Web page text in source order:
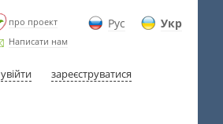
Рус Укр
про проект
Написати нам
увійти зареєструватися